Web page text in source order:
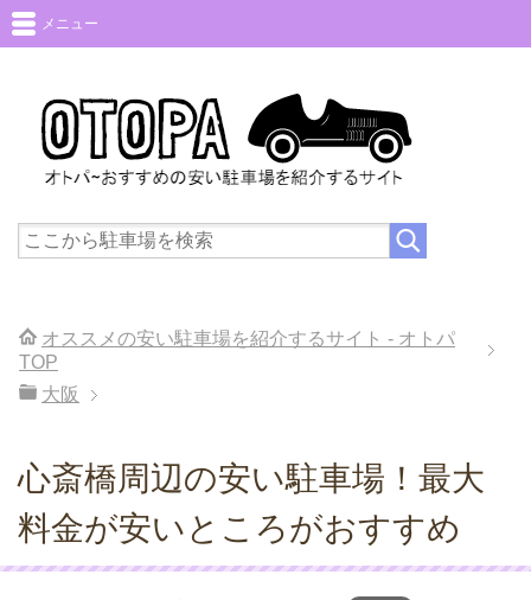
メニュー
オススメの安い駐車場を紹介するサイト - オトパ
TOP
大阪
心斎橋周辺の安い駐車場！最大
料金が安いところがおすすめ